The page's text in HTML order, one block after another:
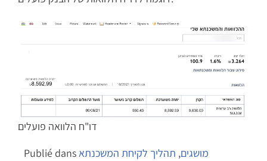
דו"ח הלוואה פועלים
Publié dans
מושגים, תהליך לקיחת המשכנתא